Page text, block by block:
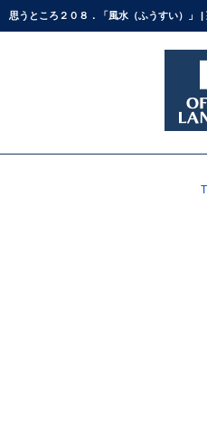
思うところ２０８．「風水（ふうすい）」